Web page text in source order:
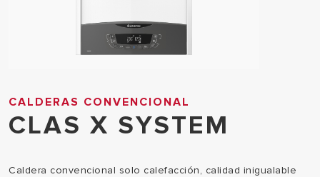
CALDERAS CONVENCIONAL
CLAS X SYSTEM
Caldera convencional solo calefacción, calidad inigualable